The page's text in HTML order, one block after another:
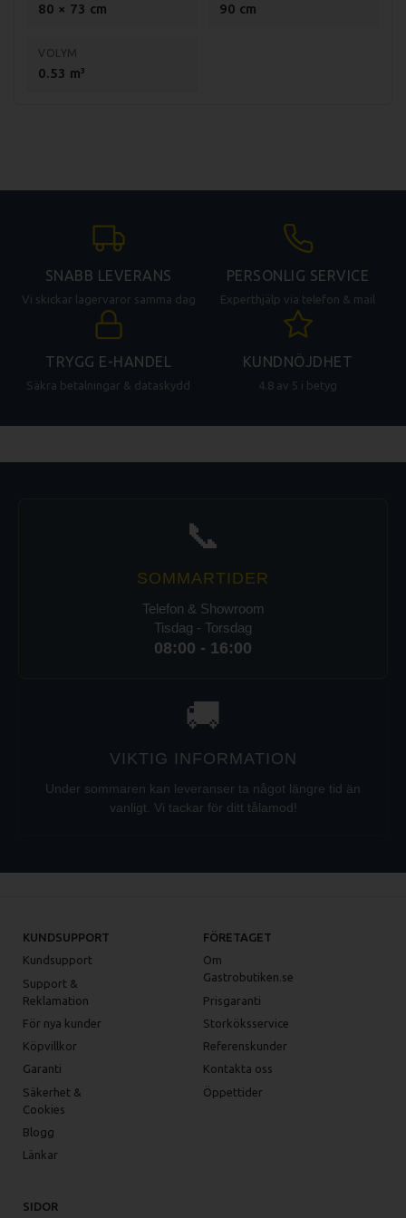
Ett kromat ugnsgaller ingår.
Specifikation SPLT-780-21-E restaurangspis
Mått (LxBxH): 800x730x900mm
Spänning: 400V, (3-fas)
Vikt (brutto): 132kg
80 × 73 cm 90 cm
VOLYM
0.53 m³
SNABB LEVERANS
Vi skickar lagervaror samma dag
PERSONLIG SERVICE
Experthjälp via telefon & mail
TRYGG E-HANDEL
Säkra betalningar & dataskydd
KUNDNÖJDHET
4.8 av 5 i betyg
📞
SOMMARTIDER
Telefon & Showroom
Tisdag - Torsdag
08:00 - 16:00
🚚
VIKTIG INFORMATION
Under sommaren kan leveranser ta något längre tid än
vanligt. Vi tackar för ditt tålamod!
KUNDSUPPORT
Kundsupport
Support &
Reklamation
För nya kunder
Köpvillkor
Garanti
Säkerhet &
Cookies
Blogg
Länkar
FÖRETAGET
Om
Gastrobutiken.se
Prisgaranti
Storköksservice
Referenskunder
Kontakta oss
Öppettider
SIDOR